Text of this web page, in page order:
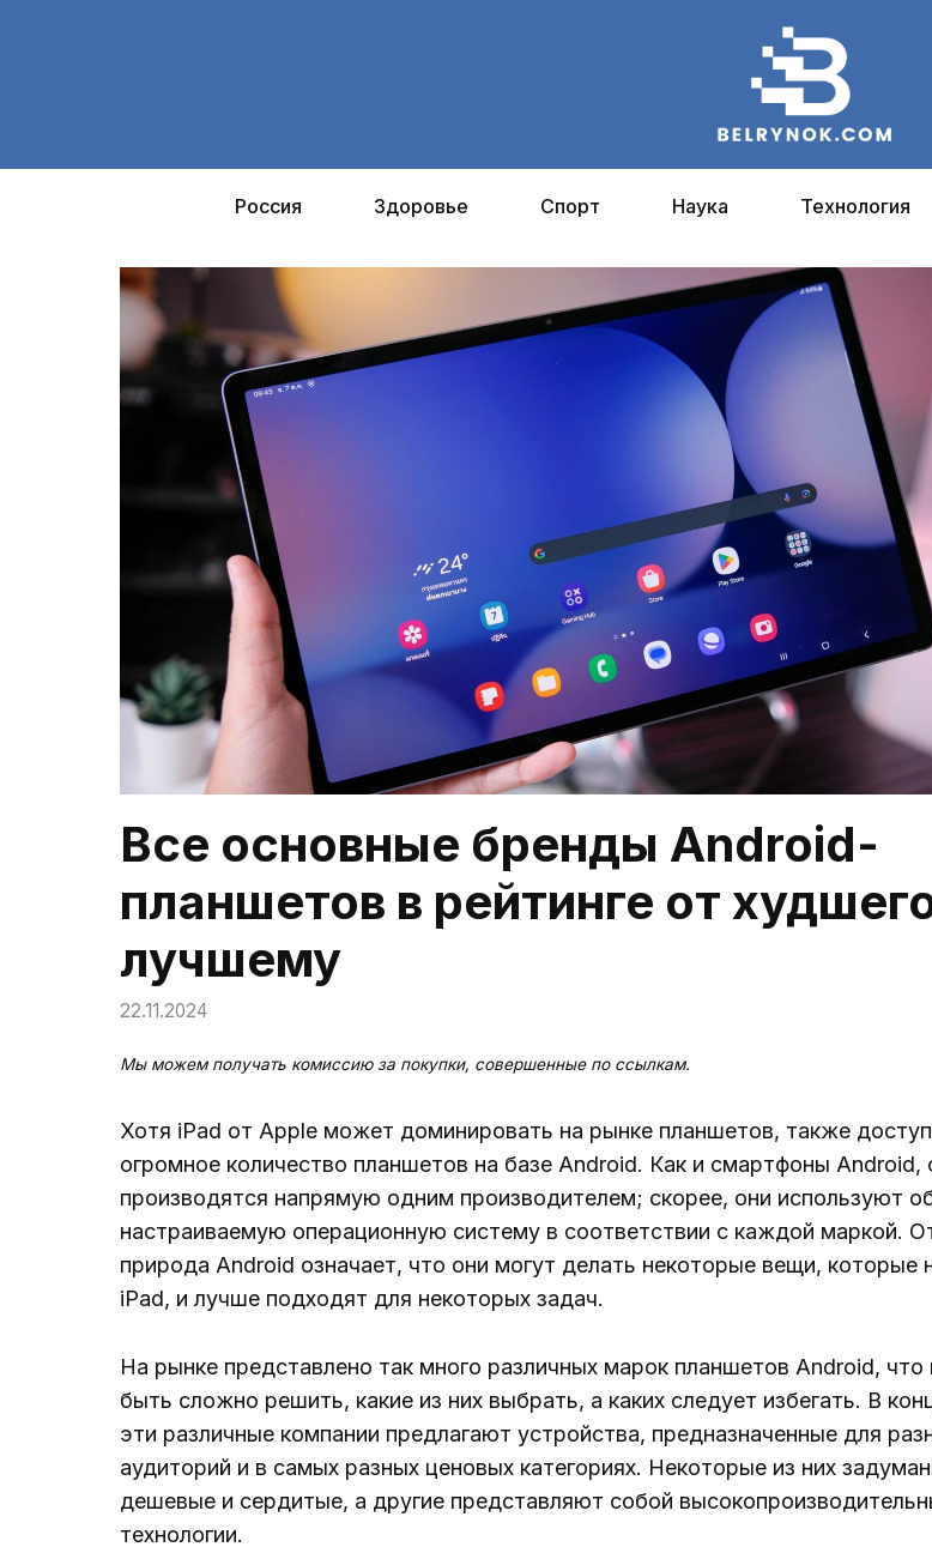
Россия Здоровье Спорт Наука Технология
Все основные бренды Android-
планшетов в рейтинге от
лучшему
22.11.2024
Мы можем получать комиссию за покупки, совершенные по ссылкам.
Хотя iPad от Apple может доминировать на рынке планшетов, также
огромное количество планшетов на базе Android. Как и смартфоны Android,
производятся напрямую одним производителем; скорее, они используют
настраиваемую операционную систему в соответствии с каждой маркой.
природа Android означает, что они могут делать некоторые вещи, которые
iPad, и лучше подходят для некоторых задач.
На рынке представлено так много различных марок планшетов Android,
быть сложно решить, какие из них выбрать, а каких следует избегать. В
эти различные компании предлагают устройства, предназначенные для
аудиторий и в самых разных ценовых категориях. Некоторые из них
дешевые и сердитые, а другие представляют собой
технологии.